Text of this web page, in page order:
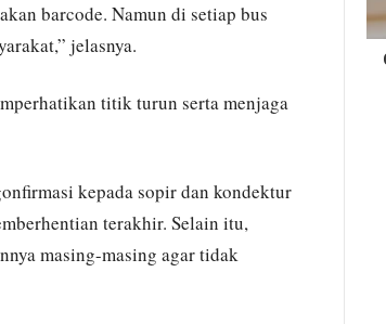
barcode. Namun di setiap bus
jelasnya.
titik turun serta menjaga
kepada sopir dan kondektur
terakhir. Selain itu,
masing-masing agar tidak